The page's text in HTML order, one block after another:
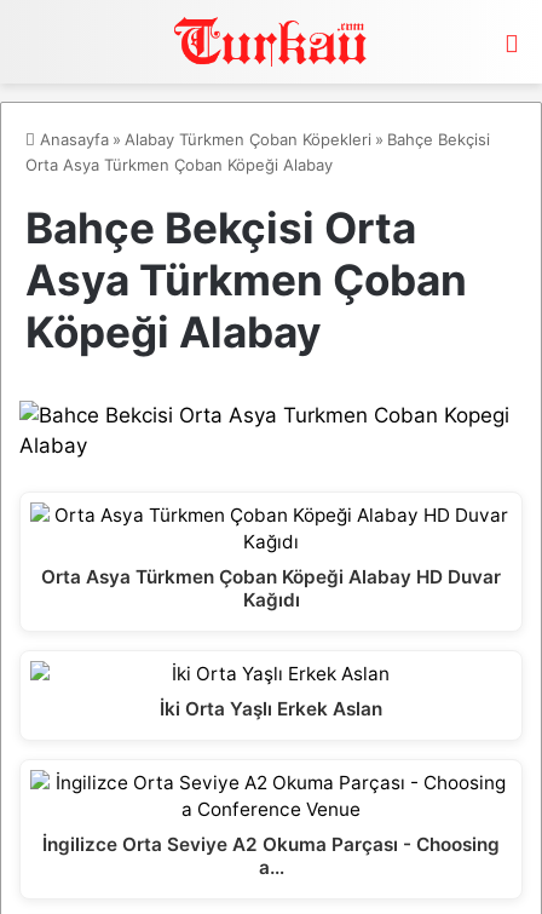
Anasayfa » Alabay Türkmen Çoban Köpekleri » Bahçe Bekçisi
Orta Asya Türkmen Çoban Köpeği Alabay
Bahçe Bekçisi Orta
Asya Türkmen Çoban
Köpeği Alabay
Orta Asya Türkmen Çoban Köpeği Alabay HD Duvar
Kağıdı
İki Orta Yaşlı Erkek Aslan
İngilizce Orta Seviye A2 Okuma Parçası - Choosing
a…